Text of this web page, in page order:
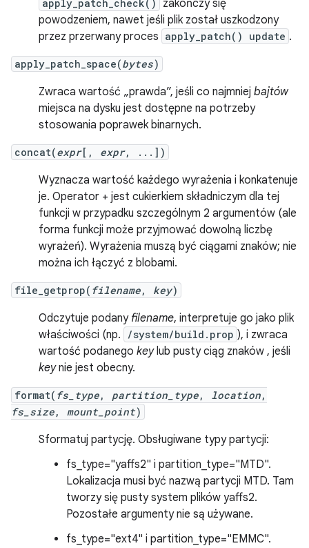
apply_patch_check()
zakończy się
powodzeniem, nawet jeśli plik został uszkodzony
przez przerwany proces apply_patch() update .
apply_patch_space(bytes)
Zwraca wartość „prawda”, jeśli co najmniej bajtów
miejsca na dysku jest dostępne na potrzeby
stosowania poprawek binarnych.
concat(expr[, expr, ...])
Wyznacza wartość każdego wyrażenia i konkatenuje
je. Operator + jest cukierkiem składniczym dla tej
funkcji w przypadku szczególnym 2 argumentów (ale
forma funkcji może przyjmować dowolną liczbę
wyrażeń). Wyrażenia muszą być ciągami znaków; nie
można ich łączyć z blobami.
file_getprop( filename, key)
Odczytuje podany filename, interpretuje go jako plik
właściwości (np.
/system/build.prop ), i zwraca
wartość podanego keylub pusty ciąg znaków , jeśli
keynie jest obecny.
format( fs_type, partition_type, location,
fs_size, mount_point)
Sformatuj partycję. Obsługiwane typy partycji:
fs_type="yaffs2" i partition_type="MTD".
Lokalizacja musi być nazwą partycji MTD. Tam
tworzy się pusty system plików yaffs2.
Pozostałe argumenty nie są używane.
fs_type="ext4" i partition_type="EMMC".